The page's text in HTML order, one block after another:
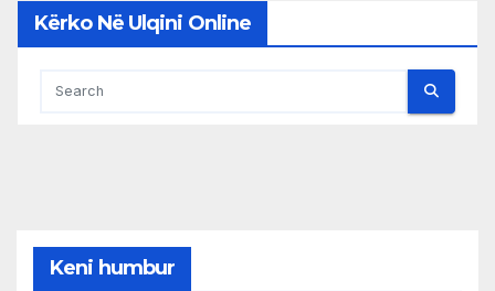
Kërko Në Ulqini Online
Keni humbur